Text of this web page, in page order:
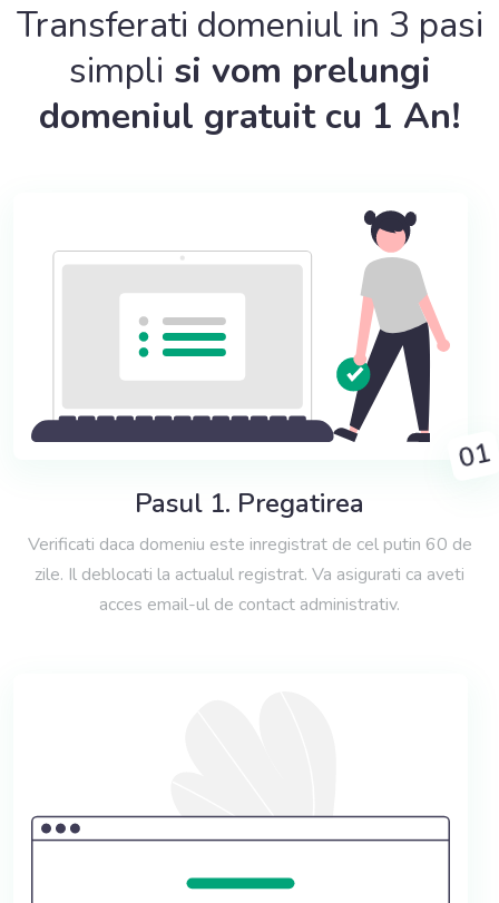
Transferati domeniul in 3 pasi
simpli si vom prelungi
domeniul gratuit cu 1 An!
01
Pasul 1. Pregatirea
Verificati daca domeniu este inregistrat de cel putin 60 de
zile. Il deblocati la actualul registrat. Va asigurati ca aveti
acces email-ul de contact administrativ.